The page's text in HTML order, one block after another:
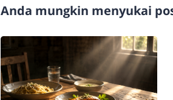
Anda mungkin menyukai